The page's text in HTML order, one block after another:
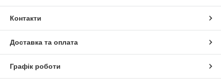
Контакти
Доставка та оплата
Графік роботи